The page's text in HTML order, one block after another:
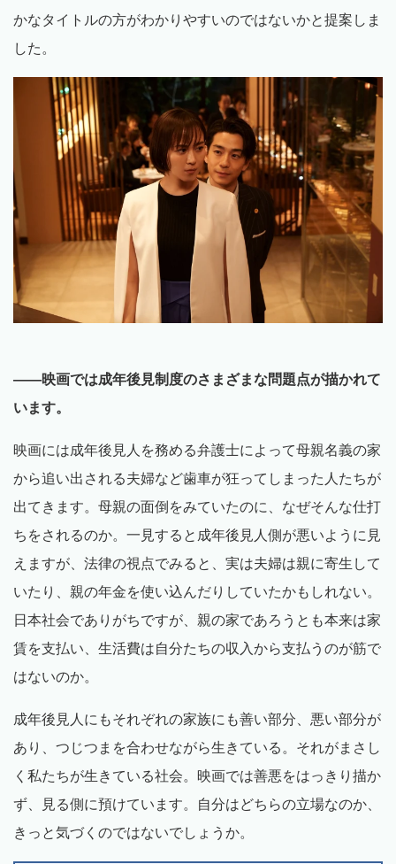
かなタイトルの方がわかりやすいのではないかと提案しま
した。
——映画では成年後見制度のさまざまな問題点が描かれて
います。
映画には成年後見人を務める弁護士によって母親名義の家
から追い出される夫婦など歯車が狂ってしまった人たちが
出てきます。母親の面倒をみていたのに、なぜそんな仕打
ちをされるのか。一見すると成年後見人側が悪いように見
えますが、法律の視点でみると、実は夫婦は親に寄生して
いたり、親の年金を使い込んだりしていたかもしれない。
日本社会でありがちですが、親の家であろうとも本来は家
賃を支払い、生活費は自分たちの収入から支払うのが筋で
はないのか。
成年後見人にもそれぞれの家族にも善い部分、悪い部分が
あり、つじつまを合わせながら生きている。それがまさし
く私たちが生きている社会。映画では善悪をはっきり描か
ず、見る側に預けています。自分はどちらの立場なのか、
きっと気づくのではないでしょうか。